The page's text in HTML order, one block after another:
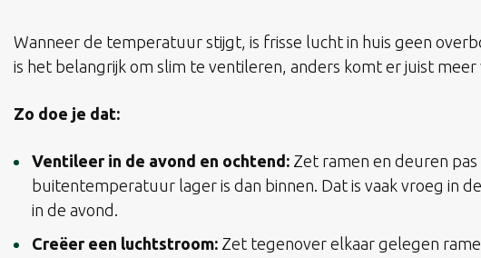
Wanneer de temperatuur stijgt, is frisse lucht in huis geen
is het belangrijk om slim te ventileren, anders komt er juist
Zo doe je dat:
Ventileer in de avond en ochtend: Zet ramen en deuren pas
buitentemperatuur lager is dan binnen. Dat is vaak vroeg in
in de avond.
Creëer een luchtstroom: Zet tegenover elkaar gelegen